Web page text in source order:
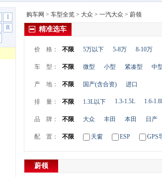
I
R
购车网 > 车型全览 > 大众 > 一汽大众 > 蔚领
精准选车
价 格： 不限 5万以下 5-8万 8-10万
车 型： 不限 微型 小型 紧凑型 中
产 地： 不限 国产(含合资) 进口
排 量： 不限 1.3L以下 1.3-1.5L 1.6-
品 牌： 不限 大众 丰田 本田 日产
配 置： 不限 天窗 ESP GPS
蔚领